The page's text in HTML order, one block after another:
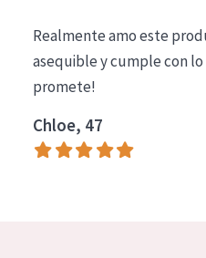
Essentials
Lift+
Expert
Realmente amo este
asequible y cumple con
promete!
Chloe, 47